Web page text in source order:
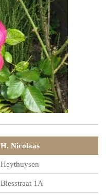
H. Nicolaas
Heythuysen
Biesstraat 1A